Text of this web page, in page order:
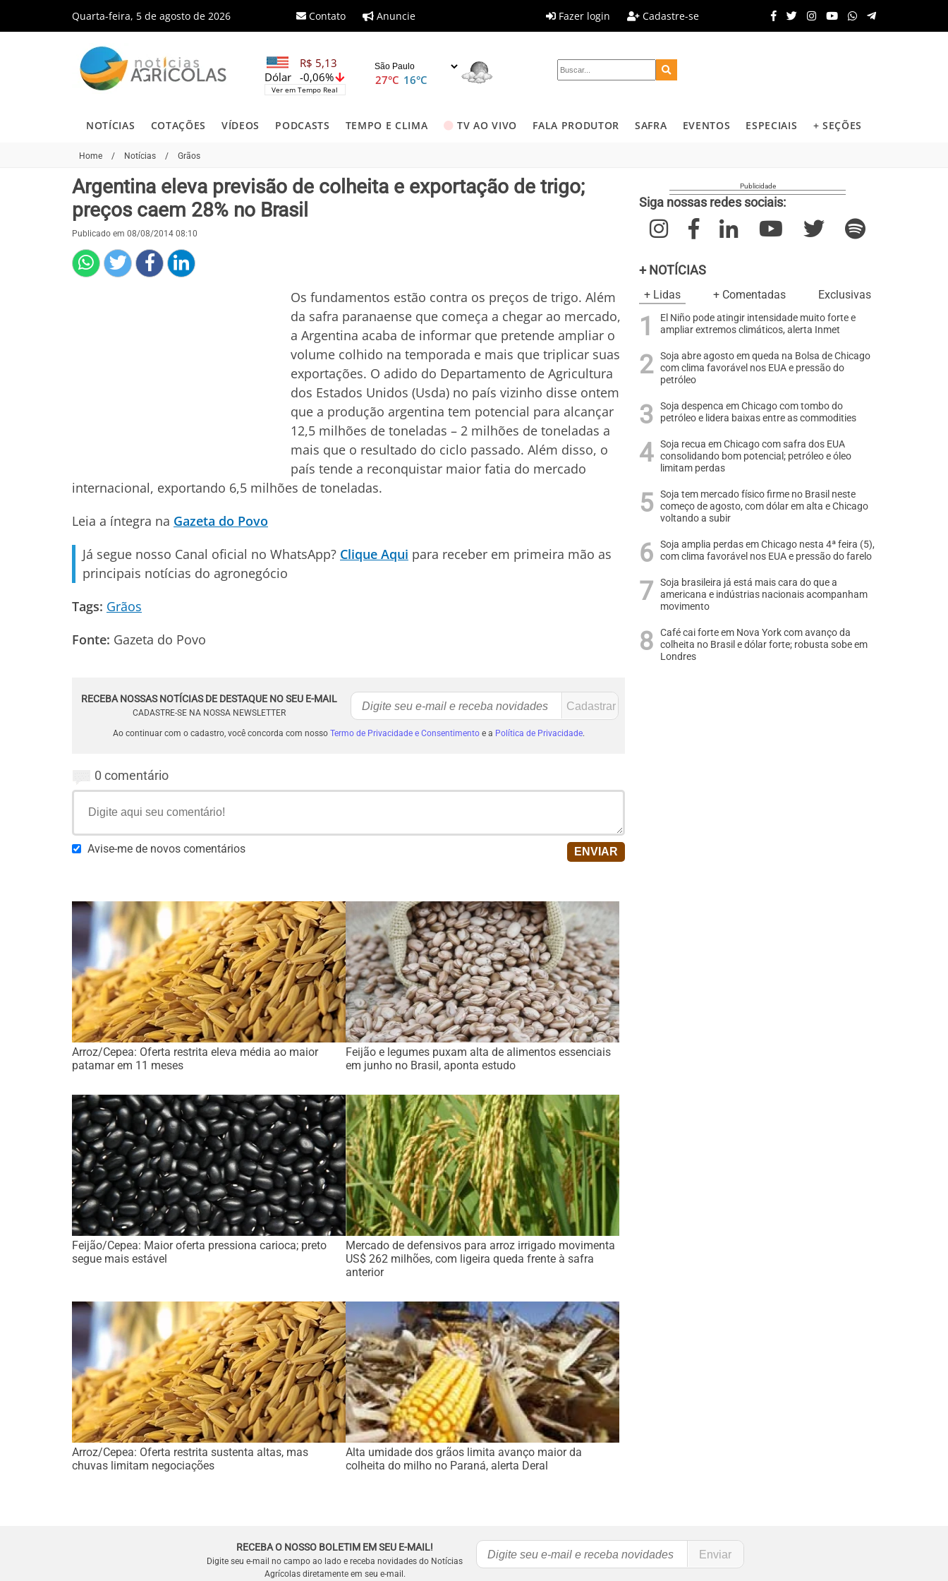
Quarta-feira, 5 de agosto de 2026 Contato Anuncie Fazer login Cadastre-se
R$ 5,13
-0,06%
Dólar
Ver em Tempo Real
27°C 16°C
NOTÍCIAS COTAÇÕES VÍDEOS PODCASTS TEMPO E CLIMA TV AO VIVO FALA PRODUTOR SAFRA EVENTOS ESPECIAIS + SEÇÕES
Home / Notícias / Grãos
Argentina eleva previsão de colheita e exportação de trigo;
preços caem 28% no Brasil
Publicado em 08/08/2014 08:10
Os fundamentos estão contra os preços de trigo. Além
da safra paranaense que começa a chegar ao mercado,
a Argentina acaba de informar que pretende ampliar o
volume colhido na temporada e mais que triplicar suas
exportações. O adido do Departamento de Agricultura
dos Estados Unidos (Usda) no país vizinho disse ontem
que a produção argentina tem potencial para alcançar
12,5 milhões de toneladas – 2 milhões de toneladas a
mais que o resultado do ciclo passado. Além disso, o
país tende a reconquistar maior fatia do mercado
internacional, exportando 6,5 milhões de toneladas.
Leia a íntegra na Gazeta do Povo
Já segue nosso Canal oficial no WhatsApp? Clique Aqui para receber em primeira mão as
principais notícias do agronegócio
Tags: Grãos
Fonte: Gazeta do Povo
RECEBA NOSSAS NOTÍCIAS DE DESTAQUE NO SEU E-MAIL
CADASTRE-SE NA NOSSA NEWSLETTER
Ao continuar com o cadastro, você concorda com nosso Termo de Privacidade e Consentimentoe a Política de Privacidade.
0 comentário
Avise-me de novos comentários
Arroz/Cepea: Oferta restrita eleva média ao maior
patamar em 11 meses
Feijão e legumes puxam alta de alimentos essenciais
em junho no Brasil, aponta estudo
Feijão/Cepea: Maior oferta pressiona carioca; preto
segue mais estável
Mercado de defensivos para arroz irrigado movimenta
US$ 262 milhões, com ligeira queda frente à safra
anterior
Arroz/Cepea: Oferta restrita sustenta altas, mas
chuvas limitam negociações
Alta umidade dos grãos limita avanço maior da
colheita do milho no Paraná, alerta Deral
Siga nossas redes sociais:
+ NOTÍCIAS
+ Lidas + Comentadas Exclusivas
El Niño pode atingir intensidade muito forte e
ampliar extremos climáticos, alerta Inmet
Soja abre agosto em queda na Bolsa de Chicago
com clima favorável nos EUA e pressão do
petróleo
Soja despenca em Chicago com tombo do
petróleo e lidera baixas entre as commodities
Soja recua em Chicago com safra dos EUA
consolidando bom potencial; petróleo e óleo
limitam perdas
Soja tem mercado físico firme no Brasil neste
começo de agosto, com dólar em alta e Chicago
voltando a subir
Soja amplia perdas em Chicago nesta 4ª feira (5),
com clima favorável nos EUA e pressão do farelo
Soja brasileira já está mais cara do que a
americana e indústrias nacionais acompanham
movimento
Café cai forte em Nova York com avanço da
colheita no Brasil e dólar forte; robusta sobe em
Londres
RECEBA O NOSSO BOLETIM EM SEU E-MAIL!
Digite seu e-mail no campo ao lado e receba novidades do Notícias
Agrícolas diretamente em seu e-mail.